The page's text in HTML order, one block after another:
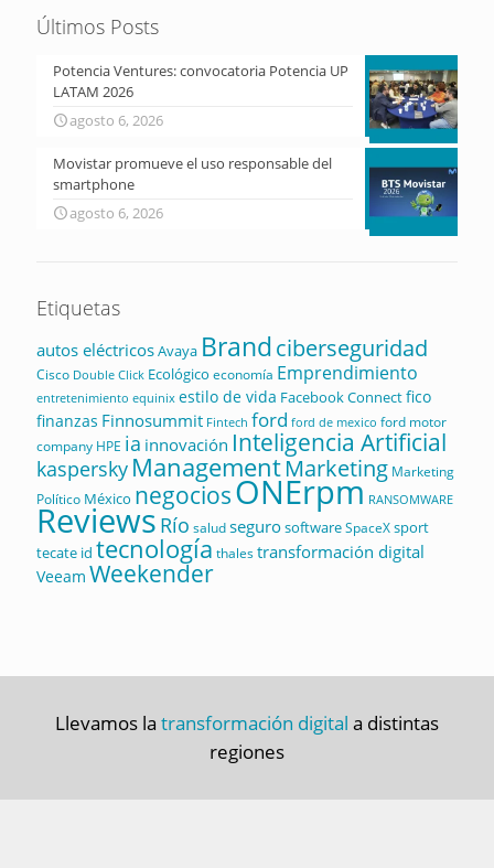
Últimos Posts
Potencia Ventures: convocatoria Potencia UP
LATAM 2026
agosto 6, 2026
Movistar promueve el uso responsable del
smartphone
agosto 6, 2026
Etiquetas
autos eléctricosAvaya Brandciberseguridad
Cisco Double Click Ecológico economía Emprendimiento
entretenimiento equinix estilo de vida Facebook Connectfico
finanzas Finnosummit Fintech ford ford de mexico ford motor
company HPE ia innovación Inteligencia Artificial
kaspersky ManagementMarketing Marketing
Político México negociosONErpm RANSOMWARE
Reviews Río saludsegurosoftwareSpaceXsport
tecate id tecnología thalestransformación digital
Veeam Weekender
Llevamos la transformación digital a distintas
regiones